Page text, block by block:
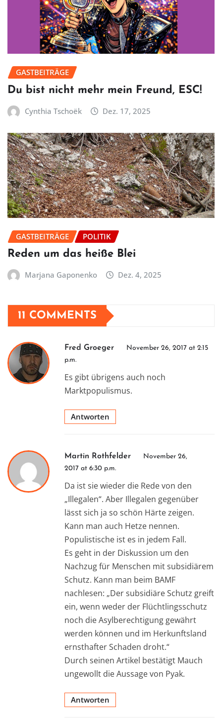
GASTBEITRÄGE
Du bist nicht mehr mein Freund, ESC!
Cynthia Tschoëk Dez. 17, 2025
GASTBEITRÄGE POLITIK
Reden um das heiße Blei
Marjana Gaponenko Dez. 4, 2025
11 COMMENTS
Fred Groeger
November 26, 2017 at 2:15
p.m.
Es gibt übrigens auch noch
Marktpopulismus.
Antworten
Martin Rothfelder
November 26,
2017 at 6:30 p.m.
Da ist sie wieder die Rede von den
„Illegalen“. Aber Illegalen gegenüber
lässt sich ja so schön Härte zeigen.
Kann man auch Hetze nennen.
Populistische ist es in jedem Fall.
Es geht in der Diskussion um den
Nachzug für Menschen mit subsidiärem
Schutz. Kann man beim BAMF
nachlesen: „Der subsidiäre Schutz greift
ein, wenn weder der Flüchtlingsschutz
noch die Asylberechtigung gewährt
werden können und im Herkunftsland
ernsthafter Schaden droht.“
Durch seinen Artikel bestätigt Mauch
ungewollt die Aussage von Pyak.
Antworten